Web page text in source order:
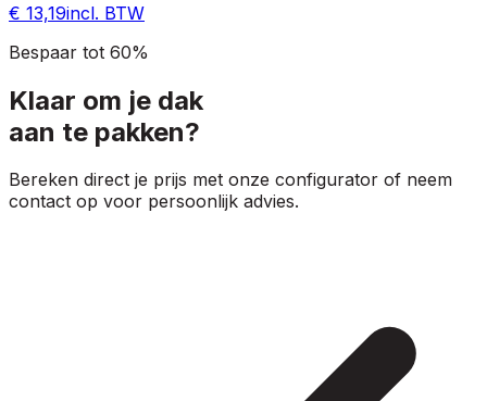
€ 13,19incl. BTW
Bespaar tot 60%
Klaar om je dak
aan te pakken?
Bereken direct je prijs met onze configurator of neem
contact op voor persoonlijk advies.